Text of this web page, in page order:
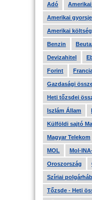
Adó
Amerikai
Amerikai
Benzin
Devizahitel
Forint
Gazdasági
Heti tőzsdei
Iszlám Állam
Külföldi sajtó
Magyar Telekom
MOL Mol-
Oroszország
Szíriai
Tőzsde - Heti